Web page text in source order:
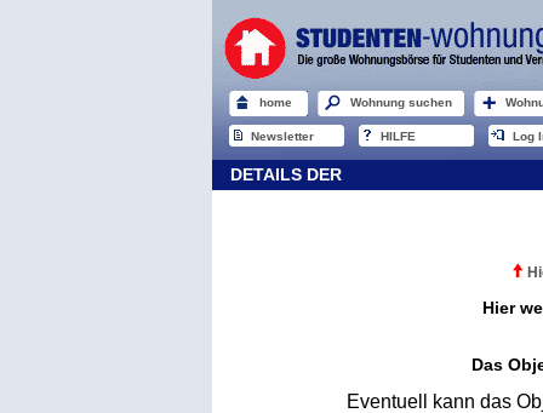
home Wohnung suchen
Newsletter HILFE Log
DETAILS DER
Hier
Das
Eventuell kann das